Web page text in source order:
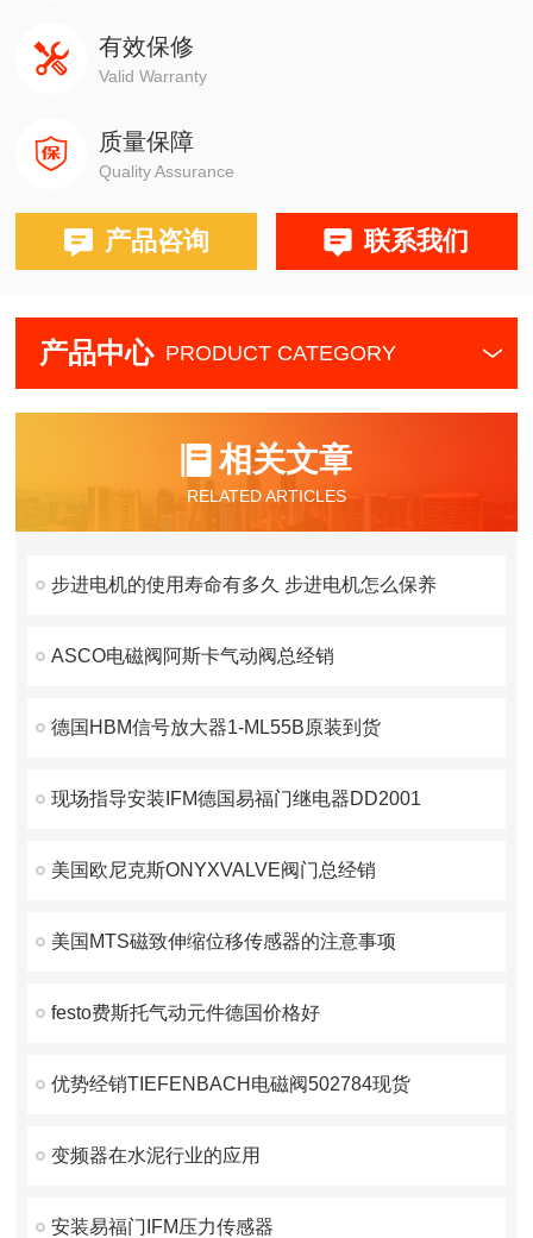
有效保修
Valid Warranty
质量保障
Quality Assurance
产品咨询 联系我们
产品中心 PRODUCT CATEGORY
相关文章
RELATED ARTICLES
步进电机的使用寿命有多久 步进电机怎么保养
ASCO电磁阀阿斯卡气动阀总经销
德国HBM信号放大器1-ML55B原装到货
现场指导安装IFM德国易福门继电器DD2001
美国欧尼克斯ONYXVALVE阀门总经销
美国MTS磁致伸缩位移传感器的注意事项
festo费斯托气动元件德国价格好
优势经销TIEFENBACH电磁阀502784现货
变频器在水泥行业的应用
安装易福门IFM压力传感器